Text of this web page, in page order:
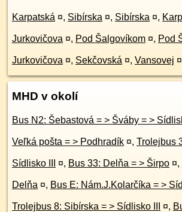
Karpatská ¤, Sibírska ¤, Sibírska ¤,
Jurkovičova ¤, Pod Šalgovíkom ¤, Pod
Jurkovičova ¤, Sekčovská ¤, Vansovej ¤
MHD v okolí
Bus N2: Šebastová = >
Veľká pošta = > Podhradík ¤, Trolejbus
Sídlisko III ¤, Bus 33: Delňa = > Širpo ¤,
Delňa ¤, Bus E:
Trolejbus 8: Sibírska = > Sídlisko III ¤,